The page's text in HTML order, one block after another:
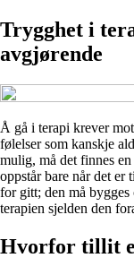
Trygghet i
avgjørende
Å gå i terapi krever
følelser som kanskje
mulig, må det finnes
oppstår bare når det
for gitt; den må
terapien sjelden den
Hvorfor tillit